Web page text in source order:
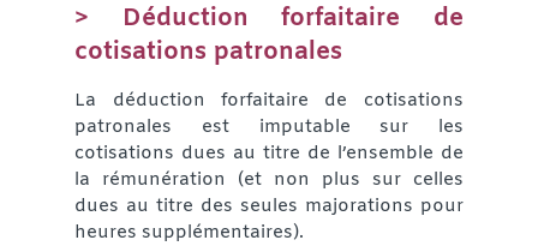
> Déduction forfaitaire de
cotisations patronales
La déduction forfaitaire de cotisations
patronales est imputable sur les
cotisations dues au titre de l’ensemble de
la rémunération (et non plus sur celles
dues au titre des seules majorations pour
heures supplémentaires).